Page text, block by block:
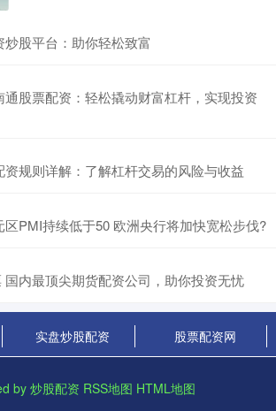
股平台：助你轻松致富
通股票配资：轻松撬动财富杠杆，实现投资
资规则详解：了解杠杆交易的风险与收益
区PMI持续低于50 欧洲央行将加快宽松步伐?
内最顶尖期货配资公司，助你投资无忧
实盘炒股配资 股票配资网
by 炒股配资 RSS地图 HTML地图